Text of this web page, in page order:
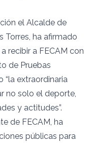
el Alcalde de
Torres, ha afirmado
recibir a FECAM con
de Pruebas
“la extraordinaria
no solo el deporte,
y actitudes”.
de FECAM, ha
públicas para